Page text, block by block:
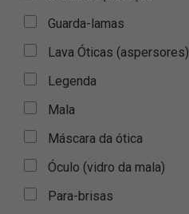
Guarda-lamas
Lava Óticas (aspersores)
Legenda
Mala
Máscara da ótica
Óculo (vidro da mala)
Para-brisas